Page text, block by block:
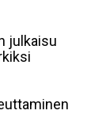
julkaisu